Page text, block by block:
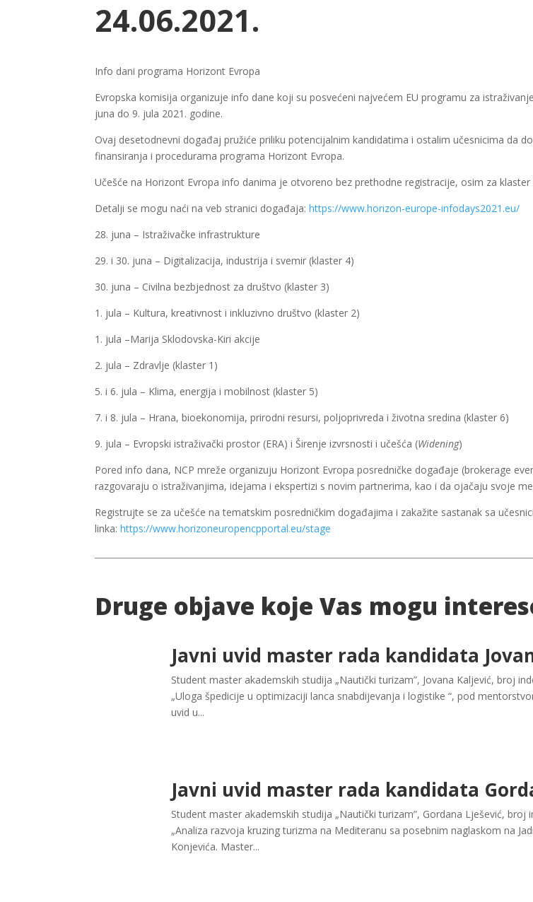
24.06.2021.
Info dani programa Horizont Evropa
Evropska komisija organizuje info dane koji su posvećeni najvećem EU programu za
juna do 9. jula 2021. godine.
Ovaj desetodnevni događaj pružiće priliku potencijalnim kandidatima i ostalim učesnicima da
finansiranja i procedurama programa Horizont Evropa.
Učešće na Horizont Evropa info danima je otvoreno bez prethodne registracije, osim za klaster
Detalji se mogu naći na veb stranici događaja:https://www.horizon-europe-infodays2021.eu/
28. juna – Istraživačke infrastrukture
29. i 30. juna – Digitalizacija, industrija i svemir (klaster 4)
30. juna – Civilna bezbjednost za društvo (klaster 3)
1. jula – Kultura, kreativnost i inkluzivno društvo (klaster 2)
1. jula –Marija Sklodovska-Kiri akcije
2. jula – Zdravlje (klaster 1)
5. i 6. jula – Klima, energija i mobilnost (klaster 5)
7. i 8. jula – Hrana, bioekonomija, prirodni resursi, poljoprivreda i životna sredina (klaster 6)
9. jula – Evropski istraživački prostor (ERA) i Širenje izvrsnosti i učešća (Widening)
Pored info dana, NCP mreže organizuju Horizont Evropa posredničke događaje (brokerage
razgovaraju o istraživanjima, idejama i ekspertizi s novim partnerima, kao i da ojačaju svoje
Registrujte se za učešće na tematskim posredničkim događajima i zakažite sastanak sa
linka:https://www.horizoneuropencpportal.eu/stage
Druge objave koje Vas mogu
Javni uvid master rada kandidata
Student master akademskih studija „Nautički turizam”, Jovana Kaljević, broj
„Uloga špedicije u optimizaciji lanca snabdijevanja i logistike “, pod
uvid u...
Javni uvid master rada kandidata
Student master akademskih studija „Nautički turizam”, Gordana Lješević,
„Analiza razvoja kruzing turizma na Mediteranu sa posebnim naglaskom na
Konjevića. Master...